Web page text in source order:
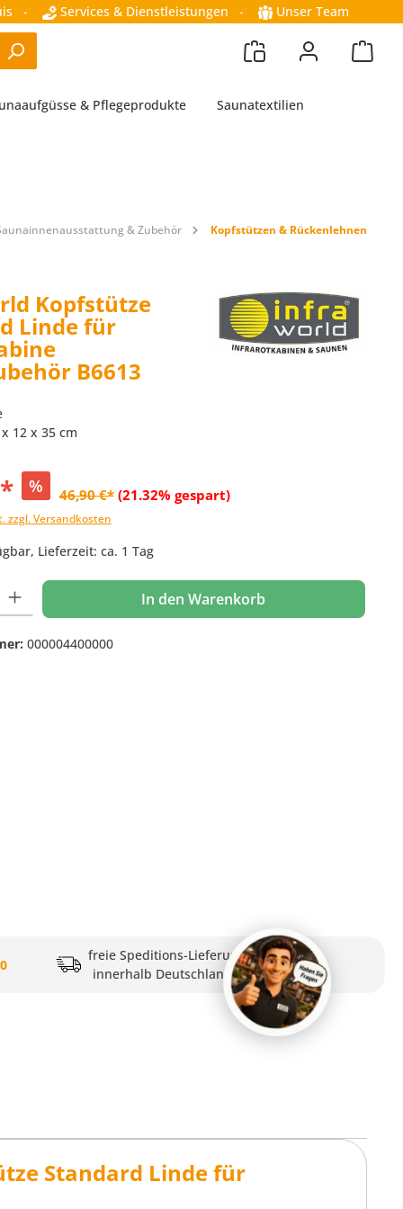
- Services & Dienstleistungen - Unser Team
& Pflegeprodukte Saunatextilien
& Zubehör Kopfstützen & Rückenlehnen
Kopfstütze
Linde für
B6613
12 x 35 cm
% 46,90 €* (21.32% gespart)
zzgl. Versandkosten
Lieferzeit: ca. 1 Tag
Gib den gewünschten Wert ein oder benutze die Schaltflächen um die
In den Warenkorb
000004400000
freie Speditions-Lieferung
innerhalb Deutschlands
Standard Linde für